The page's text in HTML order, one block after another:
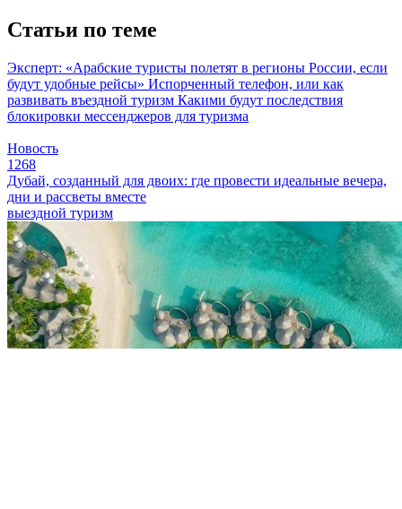
Статьи по теме
Эксперт: «Арабские туристы полетят в регионы России, если
будут удобные рейсы» Испорченный телефон, или как
развивать въездной туризм Какими будут последствия
блокировки мессенджеров для туризма
Новость
1268
Дубай, созданный для двоих: где провести идеальные вечера,
дни и рассветы вместе
выездной туризм